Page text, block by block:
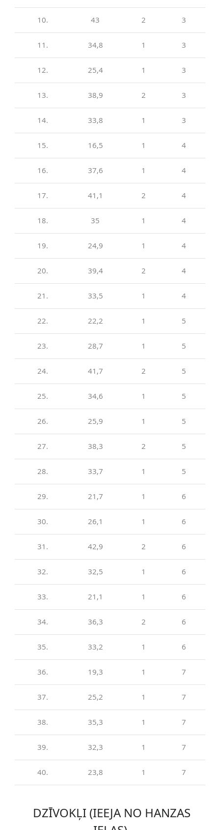
10. 43 2 3
11. 34,8 1 3
12. 25,4 1 3
13. 38,9 2 3
14. 33,8 1 3
15. 16,5 1 4
16. 37,6 1 4
17. 41,1 2 4
18. 35 1 4
19. 24,9 1 4
20. 39,4 2 4
21. 33,5 1 4
22. 22,2 1 5
23. 28,7 1 5
24. 41,7 2 5
25. 34,6 1 5
26. 25,9 1 5
27. 38,3 2 5
28. 33,7 1 5
29. 21,7 1 6
30. 26,1 1 6
31. 42,9 2 6
32. 32,5 1 6
33. 21,1 1 6
34. 36,3 2 6
35. 33,2 1 6
36. 19,3 1 7
37. 25,2 1 7
38. 35,3 1 7
39. 32,3 1 7
40. 23,8 1 7
DZĪVOKĻI (IEEJA NO HANZAS